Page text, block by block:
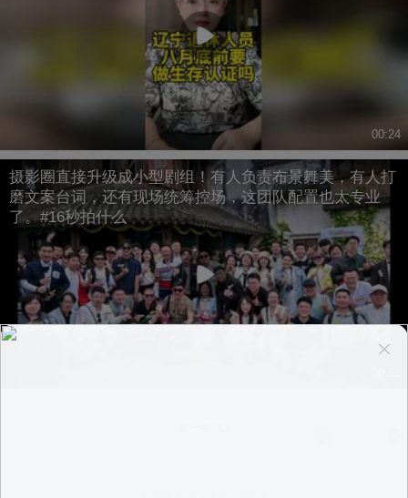
00:24
摄影圈直接升级成小型剧组！有人负责布景舞美，有人打
磨文案台词，还有现场统筹控场，这团队配置也太专业
了。#16秒拍什么